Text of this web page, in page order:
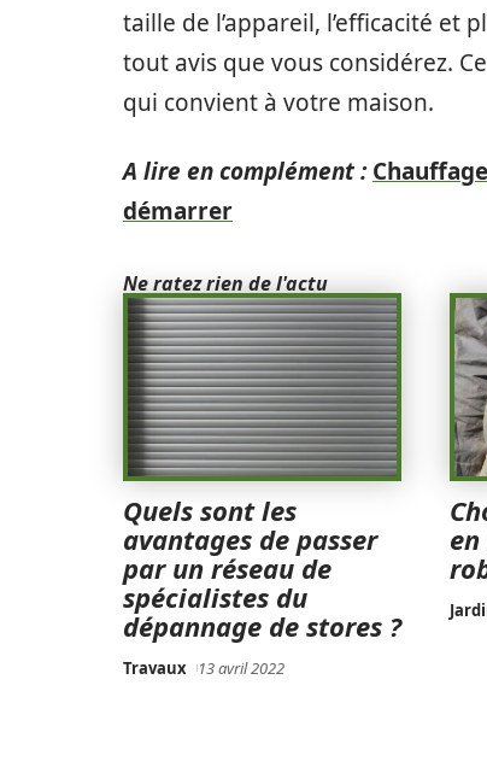
taille de l’appareil, l’efficacité et
tout avis que vous considérez.
qui convient à votre maison.
A lire en complément :
démarrer
Ne ratez rien de l'actu
Quels sont les
avantages de passer
par un réseau de
spécialistes du
dépannage de stores ?
Travaux 13 avril 2022
en